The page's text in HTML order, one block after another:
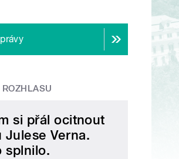
si přál ocitnout
Julese Verna.
splnilo.